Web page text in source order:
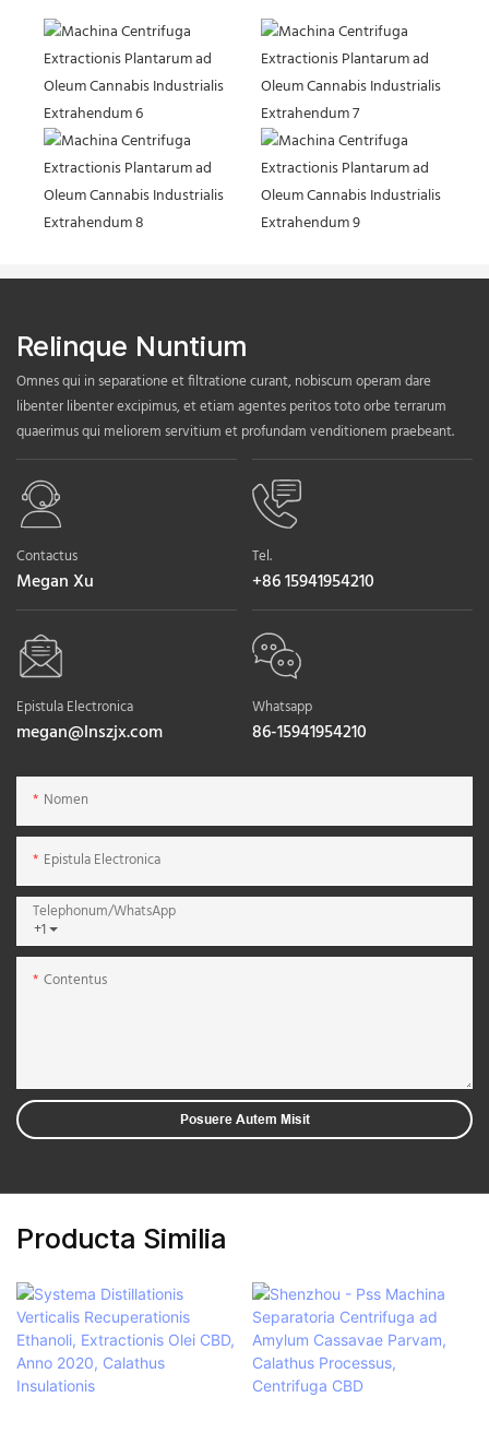
Relinque Nuntium
Omnes qui in separatione et filtratione curant, nobiscum operam dare
libenter libenter excipimus, et etiam agentes peritos toto orbe terrarum
quaerimus qui meliorem servitium et profundam venditionem praebeant.
Contactus
Megan Xu
Tel.
+86 15941954210
Epistula Electronica
megan@lnszjx.com
Whatsapp
86-15941954210
Nomen
Epistula Electronica
+1
Telephonum/WhatsApp
Contentus
Posuere Autem Misit
Producta Similia